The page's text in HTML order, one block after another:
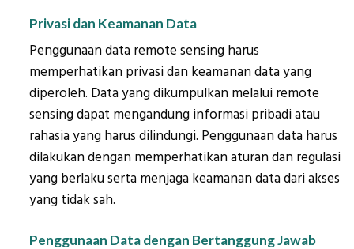
Privasi dan Keamanan Data
Penggunaan data remote sensing harus
memperhatikan privasi dan keamanan data yang
diperoleh. Data yang dikumpulkan melalui remote
sensing dapat mengandung informasi pribadi atau
rahasia yang harus dilindungi. Penggunaan data harus
dilakukan dengan memperhatikan aturan dan regulasi
yang berlaku serta menjaga keamanan data dari akses
yang tidak sah.
Penggunaan Data dengan Bertanggung Jawab